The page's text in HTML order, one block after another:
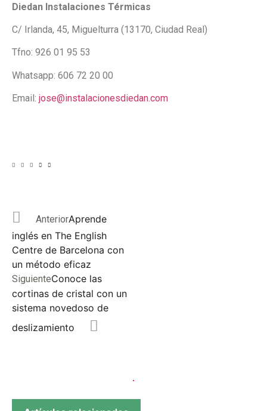
Diedan Instalaciones Térmicas
C/ Irlanda, 45, Miguelturra (13170, Ciudad Real)
Tfno: 926 01 95 53
Whatsapp: 606 72 20 00
Email: jose@instalacionesdiedan.com
AnteriorAprende
inglés en The English
Centre de Barcelona con
un método eficaz
SiguienteConoce las
cortinas de cristal con un
sistema novedoso de
deslizamiento